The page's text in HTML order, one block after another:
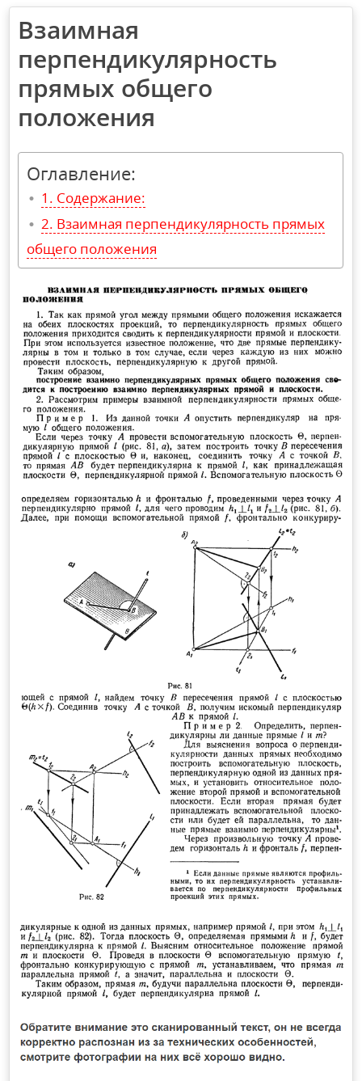
Взаимная
перпендикулярность
прямых общего
положения
Оглавление:
Содержание:
Взаимная перпендикулярность прямых
общего положения